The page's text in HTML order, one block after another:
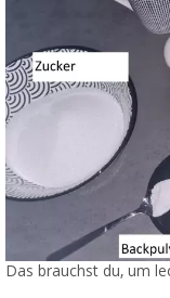
Das brauchst du, um